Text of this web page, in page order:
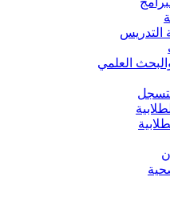
التدريس
العلمي